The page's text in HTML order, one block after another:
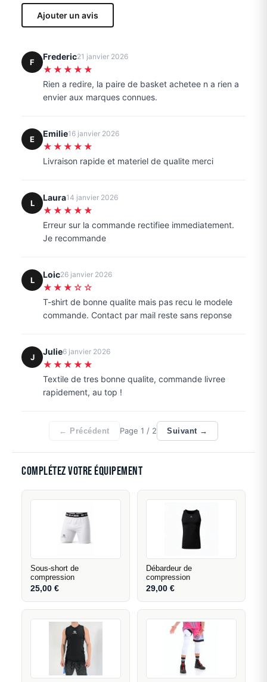
Ajouter un avis
F
Frederic21 janvier 2026
★★★★★
Rien a redire, la paire de basket achetee n a rien a
envier aux marques connues.
E
Emilie16 janvier 2026
★★★★★
Livraison rapide et materiel de qualite merci
L
Laura14 janvier 2026
★★★★★
Erreur sur la commande rectifiee immediatement.
Je recommande
L
Loic26 janvier 2026
★★★☆☆
T-shirt de bonne qualite mais pas recu le modele
commande. Contact par mail reste sans reponse
J
Julie6 janvier 2026
★★★★★
Textile de tres bonne qualite, commande livree
rapidement, au top !
← Précédent Page1 / 2 Suivant →
Complétez votre équipement
Sous-short de
compression
25,00€
Débardeur de
compression
29,00€